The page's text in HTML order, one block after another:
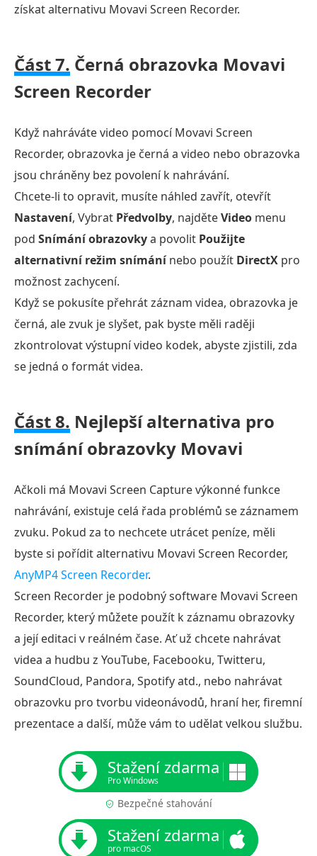
získat alternativu Movavi Screen Recorder.
Část 7. Černá obrazovka Movavi
Screen Recorder
Když nahráváte video pomocí Movavi Screen
Recorder, obrazovka je černá a video nebo obrazovka
jsou chráněny bez povolení k nahrávání.
Chcete-li to opravit, musíte náhled zavřít, otevřít
Nastavení, Vybrat Předvolby, najděteVideo menu
pod Snímání obrazovkya povolit Použijte
alternativní režim snímánínebo použít DirectX pro
možnost zachycení.
Když se pokusíte přehrát záznam videa, obrazovka je
černá, ale zvuk je slyšet, pak byste měli raději
zkontrolovat výstupní video kodek, abyste zjistili, zda
se jedná o formát videa.
Část 8. Nejlepší alternativa pro
snímání obrazovky Movavi
Ačkoli má Movavi Screen Capture výkonné funkce
nahrávání, existuje celá řada problémů se záznamem
zvuku. Pokud za to nechcete utrácet peníze, měli
byste si pořídit alternativu Movavi Screen Recorder,
AnyMP4 Screen Recorder.
Screen Recorder je podobný software Movavi Screen
Recorder, který můžete použít k záznamu obrazovky
a její editaci v reálném čase. Ať už chcete nahrávat
videa a hudbu z YouTube, Facebooku, Twitteru,
SoundCloud, Pandora, Spotify atd., nebo nahrávat
obrazovku pro tvorbu videonávodů, hraní her, firemní
prezentace a další, může vám to udělat velkou službu.
Stažení zdarma
Pro Windows
Bezpečné stahování
Stažení zdarma
pro macOS